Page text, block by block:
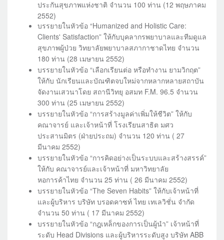
ประกันสุขภาพแห่งชาติ จำนวน 100 ท่าน (12 พฤษภาคม
2552)
บรรยายในหัวข้อ “Humanized and Holistic Care:
Clients' Satisfaction” ให้กับบุคลากรพยาบาลและทีมดูแล
สุขภาพผู้ป่วย วิทยาลัยพยาบาลสภากาชาดไทย จำนวน
180 ท่าน (28 เมษายน 2552)
บรรยายในหัวข้อ “เลือกเรียนต่อ หรือทำงาน ยามวิกฤต”
ให้กับ นักเรียนและบัณฑิตจบใหม่จากหลากหลายสถาบัน
จัดงานเสวนาโดย สถานีวิทยุ อสมท F.M. 96.5 จำนวน
300 ท่าน (25 เมษายน 2552)
บรรยายในหัวข้อ “การสร้างมูลค่าเพิ่มให้ชีวิต” ให้กับ
คณาจารย์ และเจ้าหน้าที่ โรงเรียนสาธิต มศว
ประสานมิตร (ฝ่ายประถม) จำนวน 120 ท่าน ( 27
มีนาคม 2552)
บรรยายในหัวข้อ “การคิดอย่างเป็นระบบและสร้างสรรค์”
ให้กับ คณาจารย์และเจ้าหน้าที่ มหาวิทยาลัย
หอการค้าไทย จำนวน 25 ท่าน ( 26 มีนาคม 2552)
บรรยายในหัวข้อ “The Seven Habits” ให้กับเจ้าหน้าที่
และผู้บริหาร บริษัท บรอดคาซท์ ไทย เทเลวิชั่น จำกัด
จำนวน 50 ท่าน ( 17 มีนาคม 2552)
บรรยายในหัวข้อ “กฎเหล็กของการเป็นผู้นำ” เจ้าหน้าที่
ระดับ Head Divisions และผู้บริหารระดับสูง บริษัท ABB